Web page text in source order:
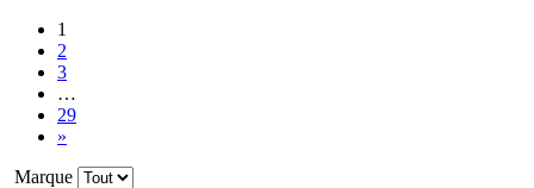
1
2
3
…
29
»
Marque